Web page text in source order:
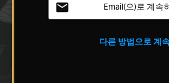
Email(으)로 계속
다른 방법으로 계